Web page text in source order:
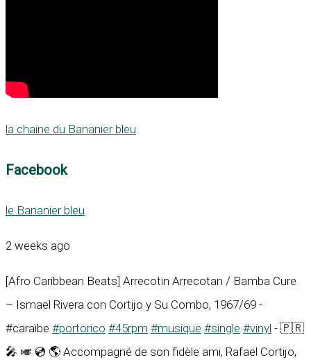
la chaine du Bananier bleu
Facebook
le Bananier bleu
2 weeks ago
[Afro Caribbean Beats] Arrecotin Arrecotan / Bamba Cure
– Ismael Rivera con Cortijo y Su Combo, 1967/69 -
#caraïbe #portorico #45rpm #musique #single #vinyl - 🇵🇷
🎤 🎺 💿 🌎 Accompagné de son fidèle ami, Rafael Cortijo,